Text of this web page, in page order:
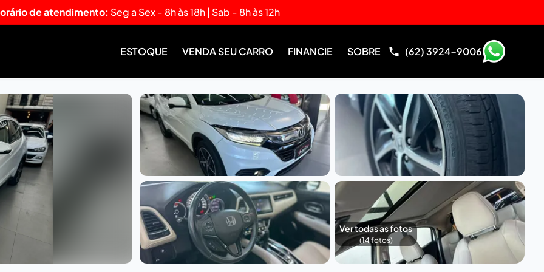
de atendimento: Seg a Sex - 8h às 18h | Sab - 8h às 12h
ESTOQUE VENDA SEU CARRO FINANCIE SOBRE (62) 3924-9006
Ver todas as fotos
(14fotos)